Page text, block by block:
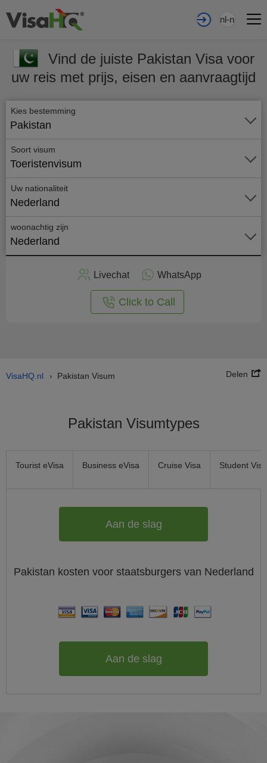
nl-nl
Vind de juiste Pakistan Visa voor
uw reis met prijs, eisen en aanvraagtijd
Kies bestemming
Pakistan
Soort visum
Toeristenvisum
Uw nationaliteit
Nederland
woonachtig zijn
Nederland
Livechat WhatsApp
Click to Call
VisaHQ.nl › Pakistan Visum Delen
Pakistan Visumtypes
Tourist eVisa Business eVisa Cruise Visa Student Visa
Aan de slag
Pakistan kosten voor staatsburgers van Nederland
Aan de slag